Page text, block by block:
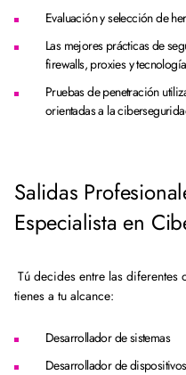
Evaluación y selección de
Las mejores prácticas de
firewalls, proxies y
Pruebas de penetración
orientadas a la
Salidas
Especialista en
Tú decides entre las
tienes a tu alcance:
Desarrollador de sistemas
Desarrollador de